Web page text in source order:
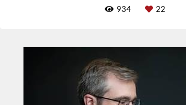
934 22